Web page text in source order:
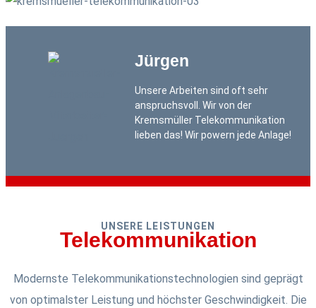
Jürgen
Unsere Arbeiten sind oft sehr
anspruchsvoll. Wir von der
Kremsmüller Telekommunikation
lieben das! Wir powern jede Anlage!
UNSERE LEISTUNGEN
Telekommunikation
Modernste Telekommunikationstechnologien sind geprägt
von optimalster Leistung und höchster Geschwindigkeit. Die